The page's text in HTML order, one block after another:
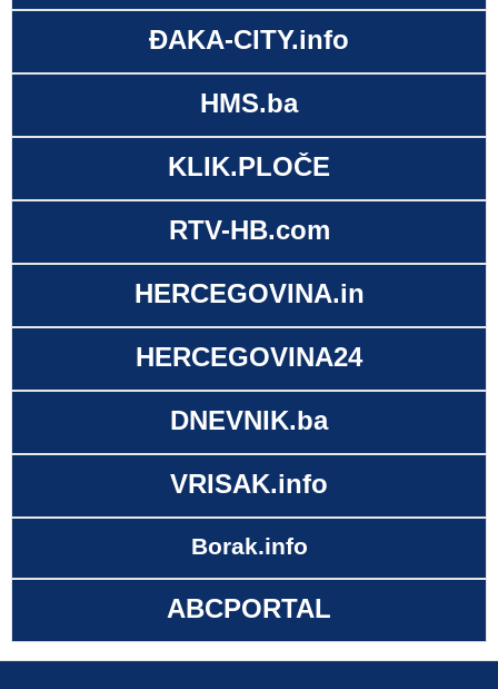
ĐAKA-CITY.info
HMS.ba
KLIK.PLOČE
RTV-HB.com
HERCEGOVINA.in
HERCEGOVINA24
DNEVNIK.ba
VRISAK.info
Borak.info
ABCPORTAL